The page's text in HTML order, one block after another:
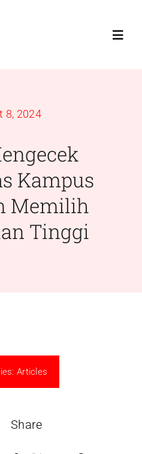
Products
News
8, 2024
Kampus
Memilih
Tinggi
Articles
Share